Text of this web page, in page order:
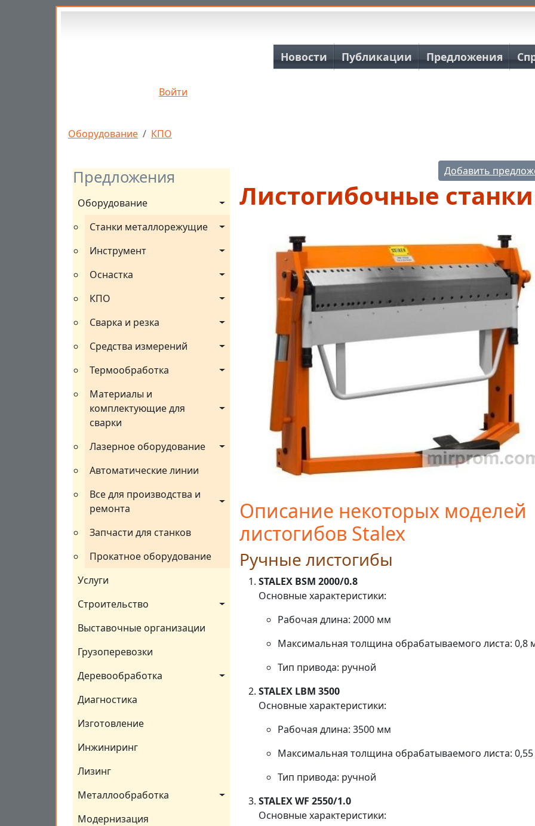
Перейти к основному содержанию
Войти
Основная навигация
Новости Публикации Предложения
Строка навигации
Оборудование КПО
Предложения
Оборудование
Станки металлорежущие
Инструмент
Оснастка
КПО
Сварка и резка
Средства измерений
Термообработка
Материалы и
комплектующие для
сварки
Лазерное оборудование
Автоматические линии
Все для производства и
ремонта
Запчасти для станков
Прокатное оборудование
Услуги
Строительство
Выставочные организации
Грузоперевозки
Деревообработка
Диагностика
Изготовление
Инжиниринг
Лизинг
Металлообработка
Модернизация
Добавить
Листогибочные станки
Описание некоторых моделей
листогибов Stalex
Ручные листогибы
STALEX BSM 2000/0.8
Основные характеристики:
Рабочая длина: 2000 мм
Максимальная толщина обрабатываемого листа: 0,8
Тип привода: ручной
STALEX LBM 3500
Основные характеристики:
Рабочая длина: 3500 мм
Максимальная толщина обрабатываемого листа:
Тип привода: ручной
STALEX WF 2550/1.0
Основные характеристики: